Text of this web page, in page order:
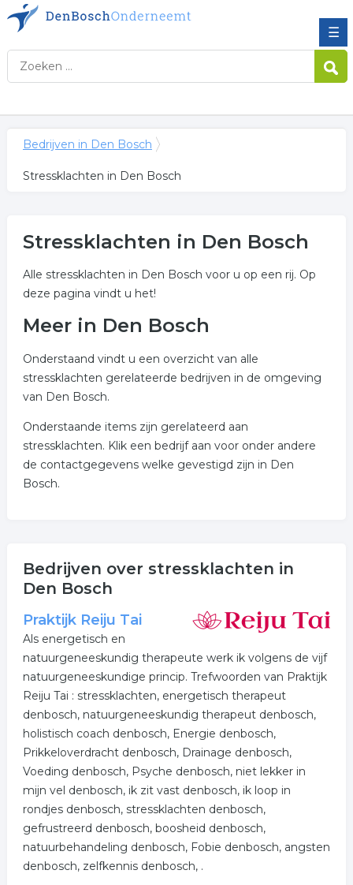
☰
Bedrijven in Den Bosch
Stressklachten in Den Bosch
Stressklachten in Den Bosch
Alle stressklachten in Den Bosch voor u op een rij. Op
deze pagina vindt u het!
Meer in Den Bosch
Onderstaand vindt u een overzicht van alle
stressklachten gerelateerde bedrijven in de omgeving
van Den Bosch.
Onderstaande items zijn gerelateerd aan
stressklachten. Klik een bedrijf aan voor onder andere
de contactgegevens welke gevestigd zijn in Den
Bosch.
Bedrijven over stressklachten in
Den Bosch
Praktijk Reiju Tai
Als energetisch en
natuurgeneeskundig therapeute werk ik volgens de vijf
natuurgeneeskundige princip. Trefwoorden van Praktijk
Reiju Tai : stressklachten, energetisch therapeut
denbosch, natuurgeneeskundig therapeut denbosch,
holistisch coach denbosch, Energie denbosch,
Prikkeloverdracht denbosch, Drainage denbosch,
Voeding denbosch, Psyche denbosch, niet lekker in
mijn vel denbosch, ik zit vast denbosch, ik loop in
rondjes denbosch, stressklachten denbosch,
gefrustreerd denbosch, boosheid denbosch,
natuurbehandeling denbosch, Fobie denbosch, angsten
denbosch, zelfkennis denbosch, .